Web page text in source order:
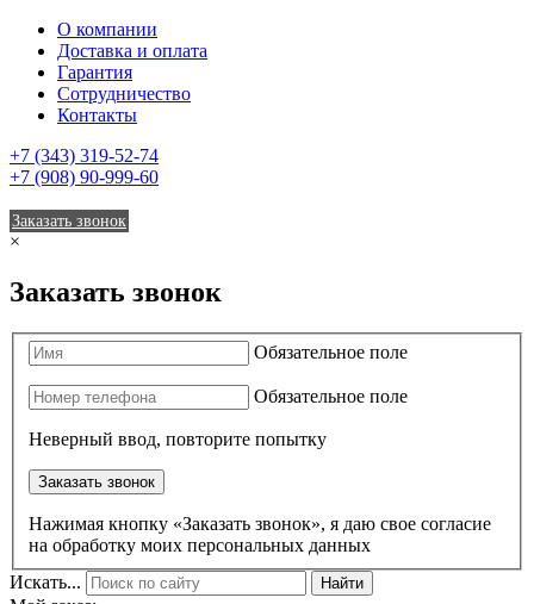
О компании
Доставка и оплата
Гарантия
Сотрудничество
Контакты
+7 (343) 319-52-74
+7 (908) 90-999-60
Заказать звонок
×
Заказать звонок
Обязательное поле
Обязательное поле
Неверный ввод, повторите попытку
Заказать звонок
Нажимая кнопку «Заказать звонок», я даю свое согласие
на обработку моих персональных данных
Искать...
Найти